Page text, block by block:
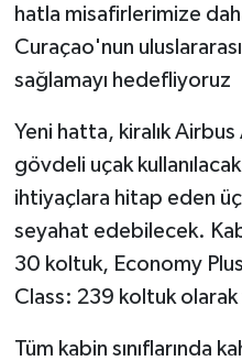
hatla misafirlerimize
Curaçao'nun
sağlamayı hedefliyoruz
Yeni hatta, kiralık
gövdeli uçak
ihtiyaçlara hitap eden
seyahat edebilecek.
30 koltuk, Economy
Class: 239 koltuk olarak
Tüm kabin sınıflarında